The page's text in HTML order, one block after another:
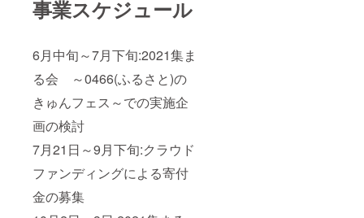
事業スケジュール
6月中旬～7月下旬:2021集ま
る会 ～0466(ふるさと)の
きゅんフェス～での実施企
画の検討
7月21日～9月下旬:クラウド
ファンディングによる寄付
金の募集